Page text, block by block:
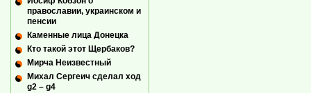
православии, украинском и
пенсии
Каменные лица Донецка
Кто такой этот Щербаков?
Мирча Неизвестный
Михал Сергеич сделал ход
g2 – g4